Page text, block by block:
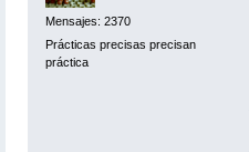
Mensajes: 2370
Prácticas precisas precisan
práctica